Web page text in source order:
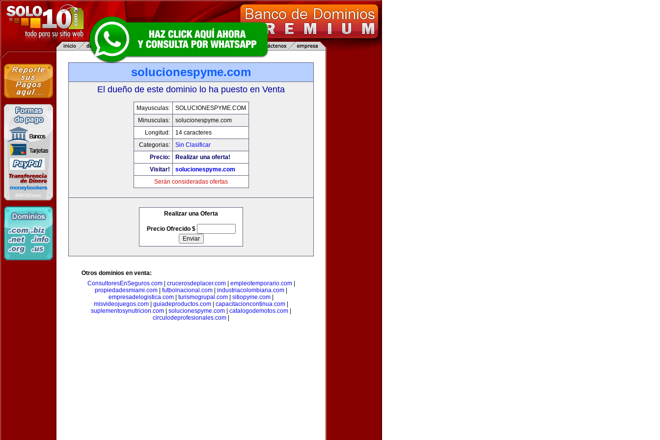
solucionespyme.com
El dueño de este dominio lo ha puesto en Venta
Mayusculas:
SOLUCIONESPYME.COM
Minusculas:
solucionespyme.com
Longitud:
14 caracteres
Categorias:
Sin Clasificar
Precio:
Realizar una oferta!
Visitar!
solucionespyme.com
Serán consideradas ofertas
Realizar una Oferta
Precio Ofrecido $
Otros dominios en venta:
ConsultoresEnSeguros.com| crucerosdeplacer.com| empleotemporario.com|
propiedadesmiami.com
futbolnacional.com industriacolombiana.com
empresadelogistica.com
turismogrupal.com sitiopyme.com
misvideojuegos.com
guiadeproductos.com capacitacioncontinua.com
suplementosynutricion.com
solucionespyme.com catalogodemotos.com
circulodeprofesionales.com